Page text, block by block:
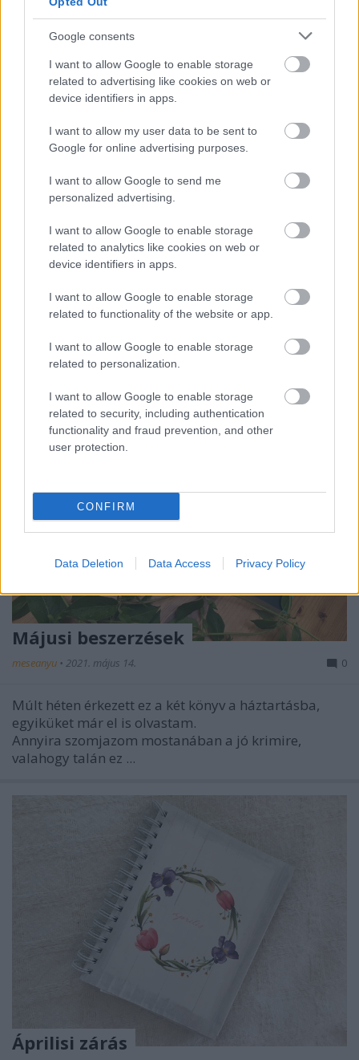
Google consents
I want to allow Google to enable storage
related to advertising like cookies on web or
device identifiers in apps.
I want to allow my user data to be sent to
Google for online advertising purposes.
I want to allow Google to send me
personalized advertising.
I want to allow Google to enable storage
related to analytics like cookies on web or
device identifiers in apps.
I want to allow Google to enable storage
related to functionality of the website or app.
I want to allow Google to enable storage
related to personalization.
I want to allow Google to enable storage
related to security, including authentication
functionality and fraud prevention, and other
user protection.
CONFIRM
Data Deletion Data Access Privacy Policy
Májusi zárás
meseanyu•2021. május 31.
Beszerzések (2):
Alex Pavesi: Nyolc nyomozó
Ebben a bejegyzésbenmár írtam róluk. (Egyébként
maga a ...
Májusi beszerzések
meseanyu • 2021. május 14. 0
Múlt héten érkezett ez a két könyv a háztartásba,
egyiküket már el is olvastam.
Annyira szomjazom mostanában a jó krimire,
valahogy talán ez ...
Áprilisi zárás